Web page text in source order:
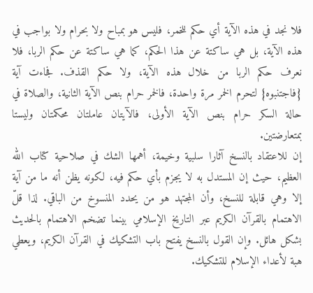
فلا نجد في هذه الآية أي حكم للخمر، فليس هو بمباح ولا بحرام ولا بواجب في
هذه الآية، بل هي ساكتة عن هذا الحكم، كما هي ساكتة عن حكم الربا، فلا
نعرف حكم الربا من خلال هذه الآية، ولا حكم القذف. فجاءت آية
{فاجتنبوه} لتحرم الخمر مرة واحدة، فالخمر حرام بنص الآية الثانية، والصلاة في
حالة السكر حرام بنص الآية الأولى، فالآيتان عاملتان محكمتان وليستا
بمتعارضتين.
إن للاعتقاد بالنسخ آثارا سلبية وخيمة، أهمها الشك في صلاحية كتاب الله
العظيم، حيث إن المستدل به لا يجزم بأي حكم فيه، لكونه يظن أنه ما من آية
إلا وهي قابلة للنسخ، وأن المجتهد هو من يحدد المنسوخ من الباقي. لذا قلّ
الاهتمام بالقرآن الكريم عبر التاريخ الإسلامي بينما تضخم الاهتمام بالحديث
بشكل هائل. وإن القول بالنسخ يفتح باب التشكيك في القرآن الكريم، ويعطي
هبة لأعداء الإسلام للتشكيك.